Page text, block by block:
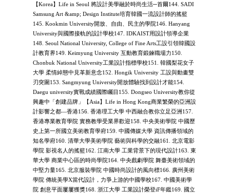
【Korea】Life in Seoul 將設計美學融於時尚生活─首爾144. SADI
Samsung Art &amp; Design Institute培育韓國一流設計師的搖籃
145. Kookmin University開放、自由、民主的學院146. Hanyang
University與國際接軌的設計學校147. IDKAIST用設計領導企業
148. Seoul National University, College of Fine Arts工設引領韓國設
計教育界149. Keimyung University 互動教育鍛鍊職場力150.
Chonbuk National University工業設計指標學校151. 韓國梨花女子
大學 柔情綽態中見革新意念152. Hongik University 工設與動畫雙
刃突圍153. Sangmyung University開放體驗找到設計才能154.
Daegu university實戰成績國際矚目155. Dongseo University教你從
興趣中「創建品牌」【Asia】Life in Hong Kong商業繁榮的亞洲設
計影響之都—香港156. 香港理工大學 中西融合教你立足亞洲157.
香港專業教育學院 實務教學受業界歡迎158. 中央美術學院 中國歷
史上第一所國立美術教育學府159. 中國傳媒大學 資訊傳播領域的
知名學府160. 清華大學美術學院 藝術與科學的交融161. 北京電影
學院 影視名人的搖籃162. 江南大學 工業背景下的現代設計163. 東
華大學 商業中心區的時尚學院164. 中央戲劇學院 舞臺美術領域的
中堅力量165. 北京服裝學院 中國時尚設計的風向標166. 廣州美術
學院 傳統美學X當代設計，力爭上游的中國學校167. 中國美術學
院 創意平面屢屢獲獎168. 浙江大學 工業設計榮登iF年鑑169. 國立